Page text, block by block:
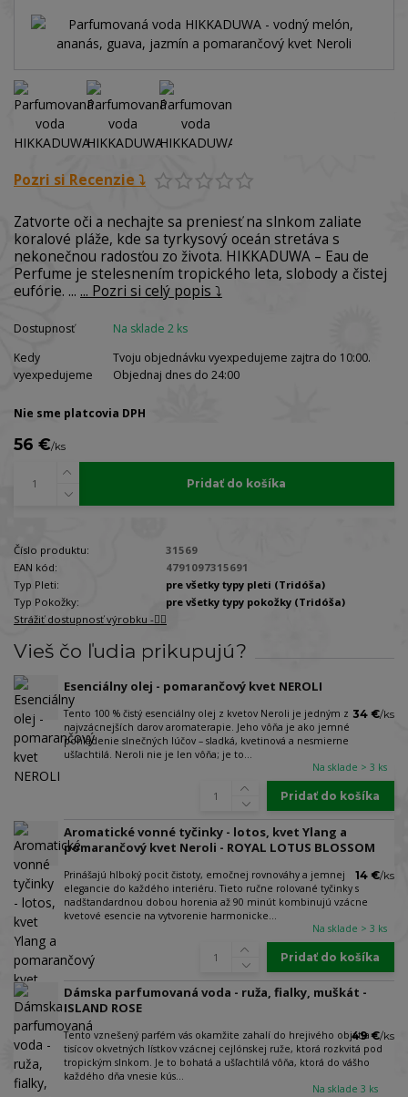
Pozri si Recenzie ⤵️
Zatvorte oči a nechajte sa preniesť na slnkom zaliate
koralové pláže, kde sa tyrkysový oceán stretáva s
nekonečnou radosťou zo života. HIKKADUWA – Eau de
Perfume je stelesnením tropického leta, slobody a čistej
eufórie. ... ... Pozri si celý popis ⤵️
Dostupnosť
Na sklade 2 ks
Kedy
vyexpedujeme
Tvoju objednávku vyexpedujeme zajtra do 10:00.
Objednaj dnes do 24:00
Nie sme platcovia DPH
56 €/ks
Pridať do košíka
Číslo produktu:
31569
EAN kód:
4791097315691
Typ Pleti:
pre všetky typy pleti (Tridóša)
Typ Pokožky:
pre všetky typy pokožky (Tridóša)
Strážiť dostupnosť výrobku -🐕‍🦺
Vieš čo ľudia prikupujú?
Esenciálny olej - pomarančový kvet NEROLI
Tento 100 % čistý esenciálny olej z kvetov Neroli je jedným z
najvzácnejších darov aromaterapie. Jeho vôňa je ako jemné
pohladenie slnečných lúčov – sladká, kvetinová a nesmierne
ušľachtilá. Neroli nie je len vôňa; je to...
34 €/ks
Na sklade > 3 ks
Pridať do košíka
Aromatické vonné tyčinky - lotos, kvet Ylang a
pomarančový kvet Neroli - ROYAL LOTUS BLOSSOM
Prinášajú hlboký pocit čistoty, emočnej rovnováhy a jemnej
elegancie do každého interiéru. Tieto ručne rolované tyčinky s
nadštandardnou dobou horenia až 90 minút kombinujú vzácne
kvetové esencie na vytvorenie harmonicke...
14 €/ks
Na sklade > 3 ks
Pridať do košíka
Dámska parfumovaná voda - ruža, fialky, muškát -
ISLAND ROSE
Tento vznešený parfém vás okamžite zahalí do hrejivého objatia
tisícov okvetných lístkov vzácnej cejlónskej ruže, ktorá rozkvitá pod
tropickým slnkom. Je to bohatá a ušľachtilá vôňa, ktorá do vášho
každého dňa vnesie kús...
49 €/ks
Na sklade 3 ks